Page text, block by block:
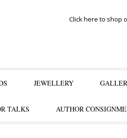
Click here to shop
JEWELLERY
TALKS AUTHOR